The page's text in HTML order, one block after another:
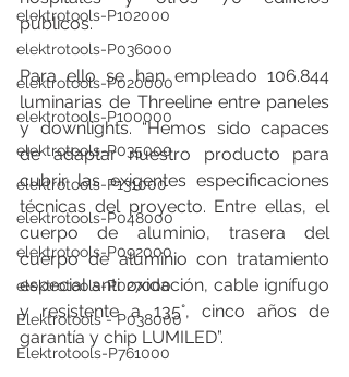
elektrotools-P102000
elektrotools-P036000
elektrotools-P020000
elektrotools-P100000
elektrotools-P035000
elektrotools-P131000
elektrotools-P048000
elektrotools-P092000
elektrotools-P027000
Elektrotools - P038000
Elektrotools-P761000
públicos.
Para ello se han empleado 106.844
luminarias de Threeline entre paneles
y downlights. “Hemos sido capaces
de adaptar nuestro producto para
cubrir las exigentes especificaciones
técnicas del proyecto. Entre ellas, el
cuerpo de aluminio, trasera del
cuerpo de aluminio con tratamiento
especial anti oxidación, cable ignífugo
y resistente a 135°, cinco años de
garantía y chip LUMILED”.